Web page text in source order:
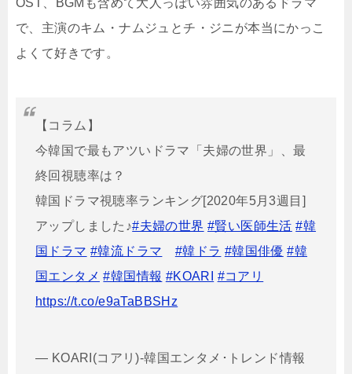
OST、BGMも含めて大人っぽい雰囲気のあるドラマ
で、主演のキム・ナムジュとチ・ジニが本当にかっこ
よくて好きです。
【コラム】
今韓国で最もアツいドラマ「夫婦の世界」、最
終回視聴率は？
韓国ドラマ視聴率ランキング[2020年5月3週目]
アップしました♪#夫婦の世界 #賢い医師生活 #韓
国ドラマ #韓流ドラマ #韓ドラ #韓国俳優 #韓
国エンタメ #韓国情報 #KOARI
#コアリ
https://t.co/e9aTaBBSHz
— KOARI(コアリ)-韓国エンタメ･トレンド情報